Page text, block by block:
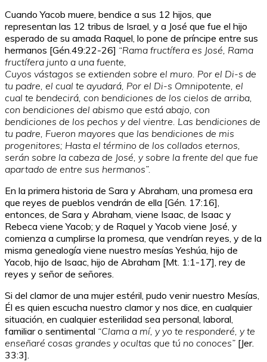
Cuando Yacob muere, bendice a sus 12 hijos, que
representan las 12 tribus de Israel, y a José que fue el hijo
esperado de su amada Raquel, lo pone de príncipe entre sus
hermanos [Gén.49:22-26] “Rama fructífera es José, Rama
fructífera junto a una fuente,
Cuyos vástagos se extienden sobre el muro. Por el Di-s de
tu padre, el cual te ayudará, Por el Di-s Omnipotente, el
cual te bendecirá, con bendiciones de los cielos de arriba,
con bendiciones del abismo que está abajo, con
bendiciones de los pechos y del vientre. Las bendiciones de
tu padre, Fueron mayores que las bendiciones de mis
progenitores; Hasta el término de los collados eternos,
serán sobre la cabeza de José, y sobre la frente del que fue
apartado de entre sus hermanos”.
En la primera historia de Sara y Abraham, una promesa era
que reyes de pueblos vendrán de ella [Gén. 17:16],
entonces, de Sara y Abraham, viene Isaac, de Isaac y
Rebeca viene Yacob; y de Raquel y Yacob viene José, y
comienza a cumplirse la promesa, que vendrían reyes, y de la
misma genealogía viene nuestro mesías Yeshúa, hijo de
Yacob, hijo de Isaac, hijo de Abraham [Mt. 1:1-17], rey de
reyes y señor de señores.
Si del clamor de una mujer estéril, pudo venir nuestro Mesías,
Él es quien escucha nuestro clamor y nos dice, en cualquier
situación, en cualquier esterilidad sea personal, laboral,
familiar o sentimental “Clama a mí, y yo te responderé, y te
enseñaré cosas grandes y ocultas que tú no conoces” [Jer.
33:3].